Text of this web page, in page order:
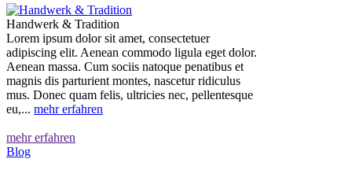
Handwerk & Tradition
Lorem ipsum dolor sit amet, consectetuer
adipiscing elit. Aenean commodo ligula eget dolor.
Aenean massa. Cum sociis natoque penatibus et
magnis dis parturient montes, nascetur ridiculus
mus. Donec quam felis, ultricies nec, pellentesque
eu,... mehr erfahren
mehr erfahren
Blog